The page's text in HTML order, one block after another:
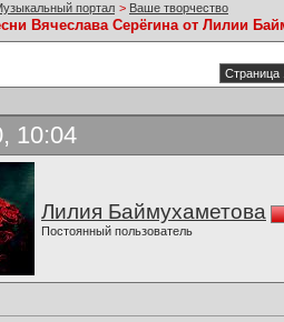
портал > Ваше творчество
Вячеслава Серёгина от Лилии
Страница
10:04
Лилия Баймухаметова
Постоянный пользователь